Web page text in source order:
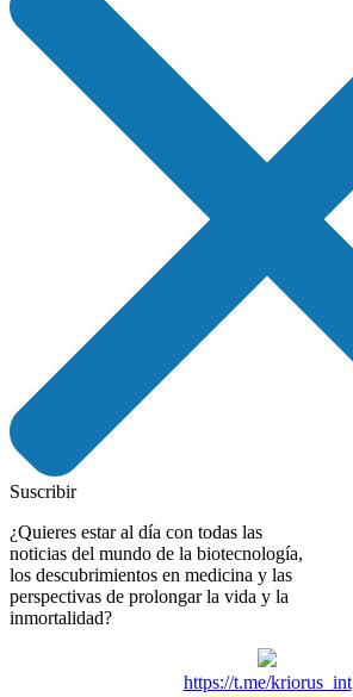
Suscribir
¿Quieres estar al día con todas las
noticias del mundo de la biotecnología,
los descubrimientos en medicina y las
perspectivas de prolongar la vida y la
inmortalidad?
https://t.me/kriorus_int